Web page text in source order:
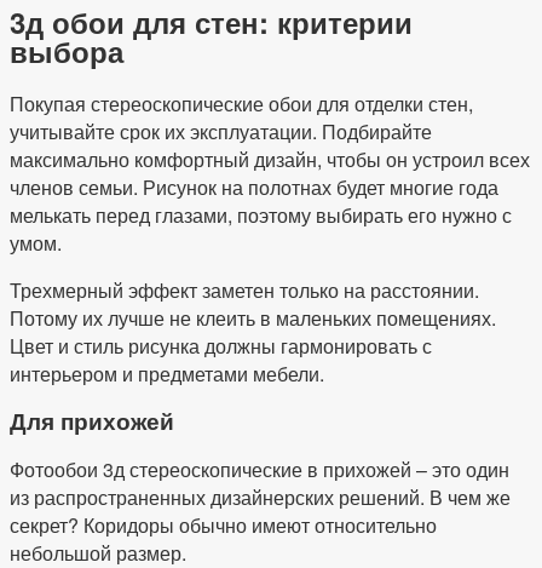
3д обои для стен: критерии
выбора
Покупая стереоскопические обои для отделки стен,
учитывайте срок их эксплуатации. Подбирайте
максимально комфортный дизайн, чтобы он устроил всех
членов семьи. Рисунок на полотнах будет многие года
мелькать перед глазами, поэтому выбирать его нужно с
умом.
Трехмерный эффект заметен только на расстоянии.
Потому их лучше не клеить в маленьких помещениях.
Цвет и стиль рисунка должны гармонировать с
интерьером и предметами мебели.
Для прихожей
Фотообои 3д стереоскопические в прихожей – это один
из распространенных дизайнерских решений. В чем же
секрет? Коридоры обычно имеют относительно
небольшой размер.